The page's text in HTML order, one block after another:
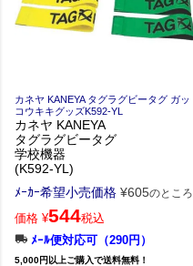
カネヤ KANEYA タグラグビータグ ガッ
コウキキグッズK592-YL
カネヤ KANEYA
タグラグビータグ
学校機器
(K592-YL)
ﾒｰｶｰ希望小売価格 ¥605のところ
価格 ¥544税込
ﾒｰﾙ便対応可（290円）
5,000円以上ご購入で送料無料！